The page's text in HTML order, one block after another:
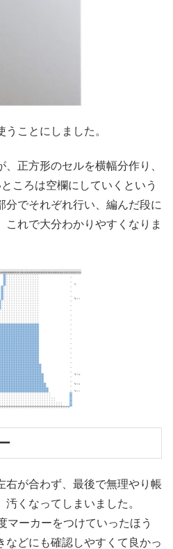
ことにしました。
正方形のセルを横幅分作り、
ころは空欄にしていくという
分でそれぞれ行い、編んだ段に
これで大分わかりやすくなりま
右が合わず、最後で無理やり帳
くなってしまいました。
マーカーをつけていったほう
などにも確認しやすくて良かっ